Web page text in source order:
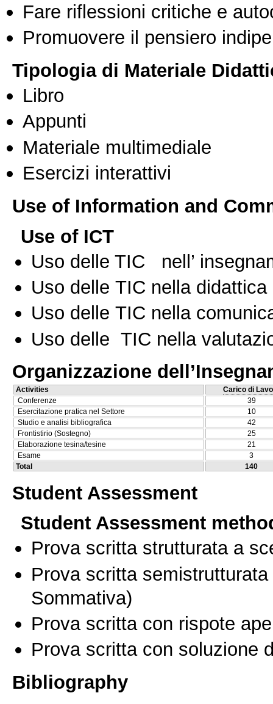
Fare riflessioni critiche e
Promuovere il pensiero
Tipologia di Materiale
Libro
Appunti
Materiale multimediale
Esercizi interattivi
Use of Information and
Use of ICT
Uso delle TIC nell’
Uso delle TIC nella
Uso delle TIC nella
Uso delle TIC nella
Organizzazione
Activities
Carico di
Conferenze
39
Esercitazione pratica nel Settore
10
Studio e analisi bibliografica
42
Frontistirio (Sostegno)
25
Elaborazione tesina/tesine
21
Esame
3
Total
140
Student Assessment
Student Assessment
Prova scritta strutturata a
Prova scritta
Sommativa)
Prova scritta con rispote
Prova scritta con soluzione
Bibliography